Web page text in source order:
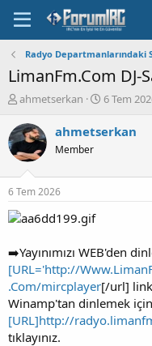
Radyo Departmanlarındaki
LimanFm.Com DJ-
K
n
b
u
u
b
a
a
t
a
n
ahmetserkan
B
ş
r
i
h
i
6 Tem
ahmetserkan
Member
6 Tem 2026
➡️Yayınımızı WEB'den
[URL='http://
.Com/mircplayer[/url]
Winamp'tan dinlemek için
[URL]http://
tıklayınız.